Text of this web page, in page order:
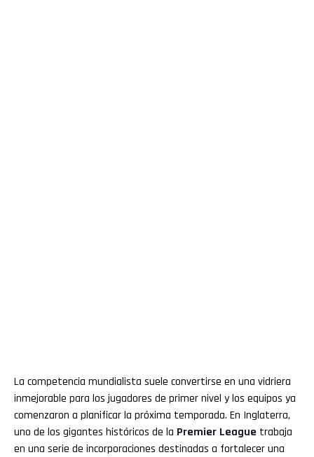
La competencia mundialista suele convertirse en una vidriera
inmejorable para los jugadores de primer nivel y los equipos ya
comenzaron a planificar la próxima temporada. En Inglaterra,
uno de los gigantes históricos de la Premier League trabaja
en una serie de incorporaciones destinadas a fortalecer una